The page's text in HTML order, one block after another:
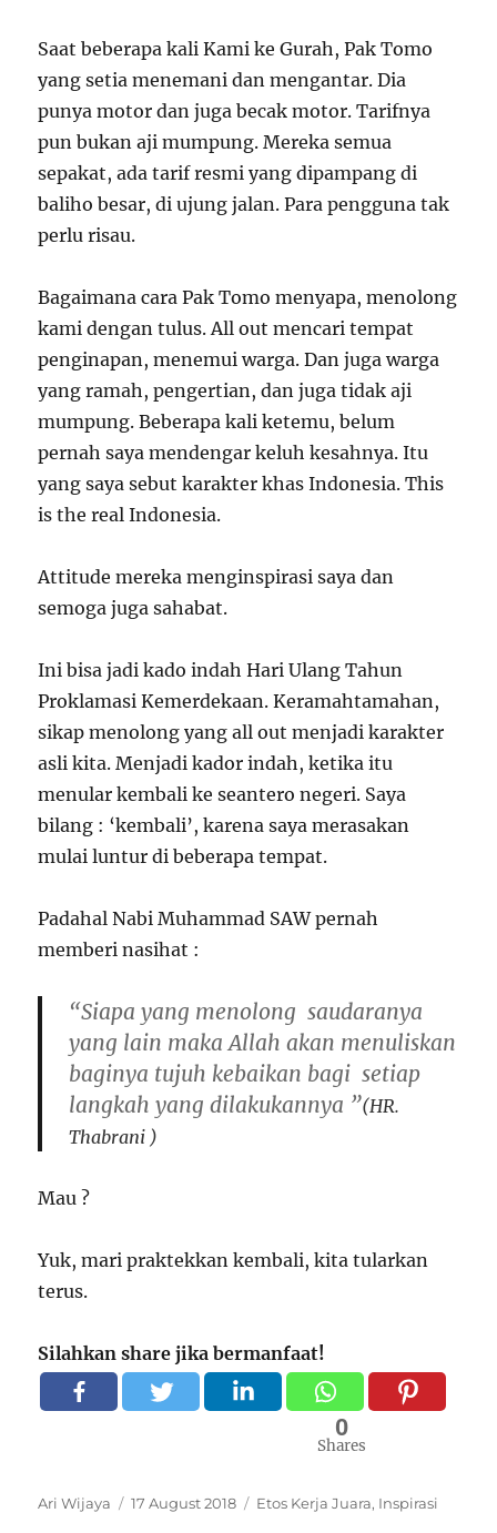
Saat beberapa kali Kami ke Gurah, Pak Tomo
yang setia menemani dan mengantar. Dia
punya motor dan juga becak motor. Tarifnya
pun bukan aji mumpung. Mereka semua
sepakat, ada tarif resmi yang dipampang di
baliho besar, di ujung jalan. Para pengguna tak
perlu risau.
Bagaimana cara Pak Tomo menyapa, menolong
kami dengan tulus. All out mencari tempat
penginapan, menemui warga. Dan juga warga
yang ramah, pengertian, dan juga tidak aji
mumpung. Beberapa kali ketemu, belum
pernah saya mendengar keluh kesahnya. Itu
yang saya sebut karakter khas Indonesia. This
is the real Indonesia.
Attitude mereka menginspirasi saya dan
semoga juga sahabat.
Ini bisa jadi kado indah Hari Ulang Tahun
Proklamasi Kemerdekaan. Keramahtamahan,
sikap menolong yang all out menjadi karakter
asli kita. Menjadi kador indah, ketika itu
menular kembali ke seantero negeri. Saya
bilang : ‘kembali’, karena saya merasakan
mulai luntur di beberapa tempat.
Padahal Nabi Muhammad SAW pernah
memberi nasihat :
“Siapa yang menolong saudaranya
yang lain maka Allah akan menuliskan
baginya tujuh kebaikan bagi setiap
langkah yang dilakukannya ”(HR.
Thabrani )
Mau ?
Yuk, mari praktekkan kembali, kita tularkan
terus.
Silahkan share jika bermanfaat!
0
Shares
Author
Ari Wijaya
Posted
17 August 2018 Categories
Etos Kerja Juara, Inspirasi